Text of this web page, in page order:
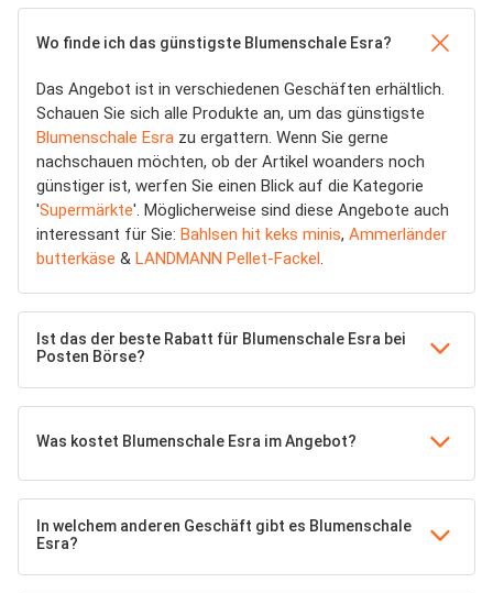
Wo finde ich das günstigste Blumenschale Esra?
Das Angebot ist in verschiedenen Geschäften erhältlich.
Schauen Sie sich alle Produkte an, um das günstigste
Blumenschale Esra zu ergattern. Wenn Sie gerne
nachschauen möchten, ob der Artikel woanders noch
günstiger ist, werfen Sie einen Blick auf die Kategorie
'Supermärkte'. Möglicherweise sind diese Angebote auch
interessant für Sie: Bahlsen hit keks minis, Ammerländer
butterkäse & LANDMANN Pellet-Fackel
Ist das der beste Rabatt für Blumenschale Esra bei
Posten Börse?
Was kostet Blumenschale Esra im Angebot?
In welchem anderen Geschäft gibt es Blumenschale
Esra?